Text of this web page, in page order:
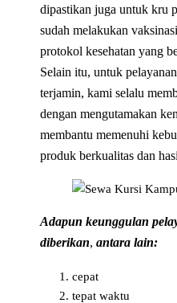
dipastikan juga untuk kru
sudah melakukan
protokol kesehatan yang
Selain itu, untuk
terjamin, kami selalu
dengan mengutamakan
membantu memenuhi
produk berkualitas dan
Adapun keunggulan
diberikan,antara lain:
cepat
tepat waktu